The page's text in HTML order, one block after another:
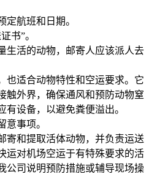
定航班和日期。
书”。
生活的动物，邮寄人应该派人去
也适合动物特性和空运要求。它
触外界，确保通风和预防动物窒
设备，以避免粪便溢出。
意事项。
寄和提取活体动物，并负责运送
运对机场空运于有特殊要求的活
公司说明预防措施或辅导现场操